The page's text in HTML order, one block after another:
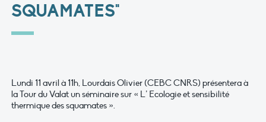
SQUAMATES"
Lundi 11 avril à 11h, Lourdais Olivier (CEBC CNRS) présentera à
la Tour du Valat un séminaire sur « L’ Ecologie et sensibilité
thermique des squamates ».